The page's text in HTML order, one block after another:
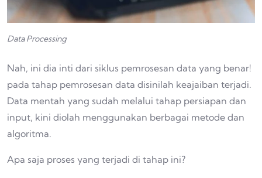
Data Processing
Nah, ini dia inti dari siklus pemrosesan data yang benar!
pada tahap pemrosesan data disinilah keajaiban terjadi.
Data mentah yang sudah melalui tahap persiapan dan
input, kini diolah menggunakan berbagai metode dan
algoritma.
Apa saja proses yang terjadi di tahap ini?